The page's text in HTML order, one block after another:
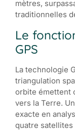
mètres,
traditionnelles
Le
GPS
La technologie
triangulation
orbite émettent
vers la Terre.
exacte en
quatre